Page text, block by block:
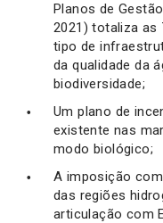
Planos de
2021) totaliza as
tipo de
da qualidade da
biodiversidade;
Um plano de
existente nas
modo biológico;
A imposição
das regiões
articulação com